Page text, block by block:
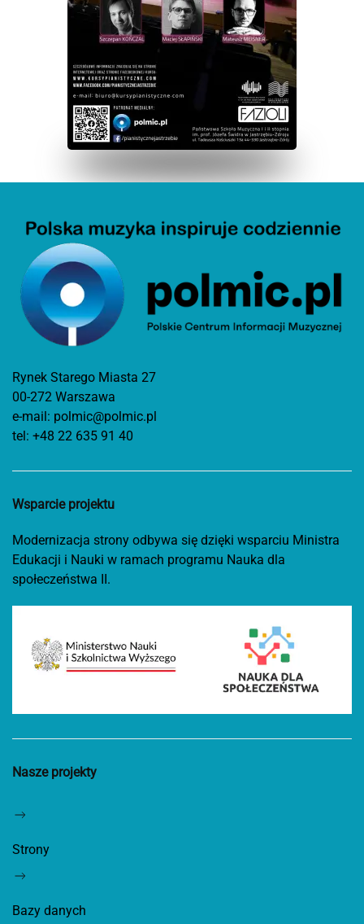
Rynek Starego Miasta 27
00-272 Warszawa
e-mail: polmic@polmic.pl
tel: +48 22 635 91 40
Wsparcie projektu
Modernizacja strony odbywa się dzięki wsparciu Ministra
Edukacji i Nauki w ramach programu Nauka dla
społeczeństwa II.
Nasze projekty
Strony
Bazy danych